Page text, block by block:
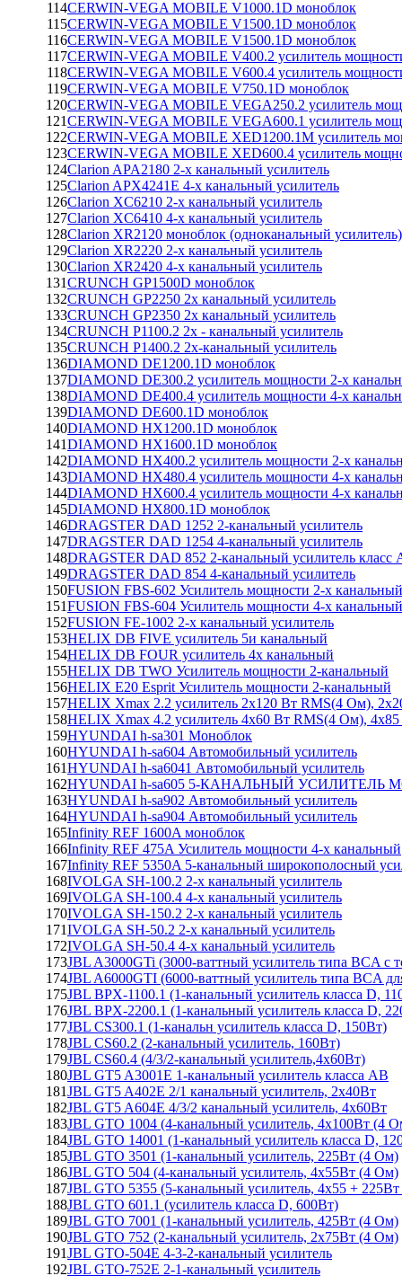
114CERWIN-VEGA MOBILE V1000.1D моноблок
115CERWIN-VEGA MOBILE V1500.1D моноблок
116CERWIN-VEGA MOBILE V1500.1D моноблок
117CERWIN-VEGA MOBILE V400.2 усилитель
118CERWIN-VEGA MOBILE V600.4 усилитель
119CERWIN-VEGA MOBILE V750.1D моноблок
120CERWIN-VEGA MOBILE VEGA250.2 усилитель
121CERWIN-VEGA MOBILE VEGA600.1 усилитель
122CERWIN-VEGA MOBILE XED1200.1M усилитель
123CERWIN-VEGA MOBILE XED600.4 усилитель
124Clarion APA2180 2-х канальный усилитель
125Clarion APX4241E 4-х канальный усилитель
126Clarion XC6210 2-х канальный усилитель
127Clarion XC6410 4-х канальный усилитель
128Clarion XR2120 моноблок (одноканальный усилитель)
129Clarion XR2220 2-х канальный усилитель
130Clarion XR2420 4-х канальный усилитель
131CRUNCH GP1500D моноблок
132CRUNCH GP2250 2х канальный усилитель
133CRUNCH GP2350 2х канальный усилитель
134CRUNCH P1100.2 2x - канальный усилитель
135CRUNCH P1400.2 2x-канальный усилитель
136DIAMOND DE1200.1D моноблок
137DIAMOND DE300.2 усилитель мощности 2-х
138DIAMOND DE400.4 усилитель мощности 4-х
139DIAMOND DE600.1D моноблок
140DIAMOND HX1200.1D моноблок
141DIAMOND HX1600.1D моноблок
142DIAMOND HX400.2 усилитель мощности 2-х
143DIAMOND HX480.4 усилитель мощности 4-х
144DIAMOND HX600.4 усилитель мощности 4-х
145DIAMOND HX800.1D моноблок
146DRAGSTER DAD 1252 2-канальный усилитель
147DRAGSTER DAD 1254 4-канальный усилитель
148DRAGSTER DAD 852 2-канальный усилитель класс
149DRAGSTER DAD 854 4-канальный усилитель
150FUSION FBS-602 Усилитель мощности 2-х канальный
151FUSION FBS-604 Усилитель мощности 4-х канальный
152FUSION FE-1002 2-х канальный усилитель
153HELIX DB FIVE усилитель 5и канальный
154HELIX DB FOUR усилитель 4х канальный
155HELIX DB TWO Усилитель мощности 2-канальный
156HELIX E20 Esprit Усилитель мощности 2-канальный
157HELIX Xmax 2.2 усилитель 2х120 Вт RMS(4 Ом),
158HELIX Xmax 4.2 усилитель 4х60 Вт RMS(4 Ом),
159HYUNDAI h-sa301 Моноблок
160HYUNDAI h-sa604 Автомобильный усилитель
161HYUNDAI h-sa6041 Автомобильный усилитель
162HYUNDAI h-sa605 5-КАНАЛЬНЫЙ
163HYUNDAI h-sa902 Автомобильный усилитель
164HYUNDAI h-sa904 Автомобильный усилитель
165Infinity REF 1600A моноблок
166Infinity REF 475A Усилитель мощности 4-х канальный
167Infinity REF 5350A 5-канальный широкополосный
168IVOLGA SH-100.2 2-х канальный усилитель
169IVOLGA SH-100.4 4-х канальный усилитель
170IVOLGA SH-150.2 2-х канальный усилитель
171IVOLGA SH-50.2 2-х канальный усилитель
172IVOLGA SH-50.4 4-х канальный усилитель
173JBL A3000GTi (3000-ваттный усилитель типа BCA с
174JBL A6000GTI (6000-ваттный усилитель типа BCA
175JBL BPX-1100.1 (1-канальный усилитель класса D,
176JBL BPX-2200.1 (1-канальный усилитель класса D,
177JBL CS300.1 (1-канальн усилитель класса D, 150Вт)
178JBL CS60.2 (2-канальный усилитель, 160Вт)
179JBL CS60.4 (4/3/2-канальный усилитель,4х60Вт)
180JBL GT5 A3001E 1-канальный усилитель класса АВ
181JBL GT5 A402E 2/1 канальный усилитель, 2х40Вт
182JBL GT5 A604E 4/3/2 канальный усилитель, 4х60Вт
183JBL GTO 1004 (4-канальный усилитель, 4х100Вт (4
184JBL GTO 14001 (1-канальный усилитель класса D,
185JBL GTO 3501 (1-канальный усилитель, 225Вт (4 Ом)
186JBL GTO 504 (4-канальный усилитель, 4х55Вт (4 Ом)
187JBL GTO 5355 (5-канальный усилитель, 4х55 +
188JBL GTO 601.1 (усилитель класса D, 600Вт)
189JBL GTO 7001 (1-канальный усилитель, 425Вт (4 Ом)
190JBL GTO 752 (2-канальный усилитель, 2х75Вт (4 Ом)
191JBL GTO-504E 4-3-2-канальный усилитель
192JBL GTO-752E 2-1-канальный усилитель